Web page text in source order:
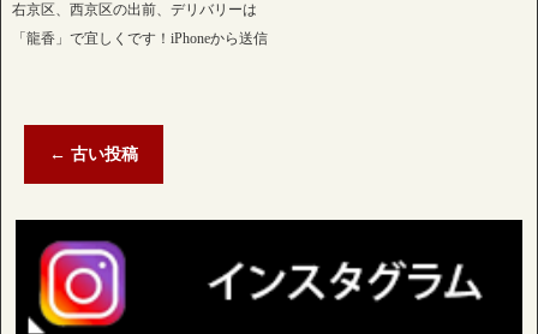
右京区、西京区の出前、デリバリーは
「龍香」で宜しくです！iPhoneから送信
← 古い投稿